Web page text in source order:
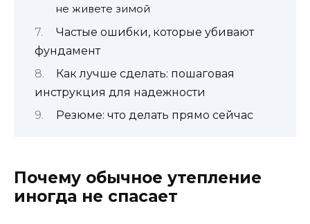
не живете зимой
Частые ошибки, которые убивают
фундамент
Как лучше сделать: пошаговая
инструкция для надежности
Резюме: что делать прямо сейчас
Почему обычное утепление
иногда не спасает